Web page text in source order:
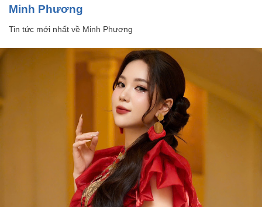
Minh Phương
Tin tức mới nhất về Minh Phương